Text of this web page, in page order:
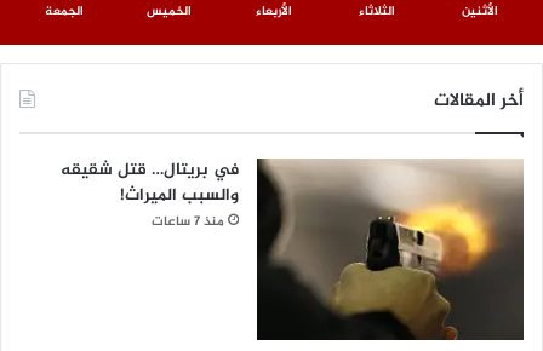
الأثنين الثلاثاء الأربعاء الخميس الجمعة
أخر المقالات
في بريتال… قتل شقيقه
والسبب الميراث!
منذ 7 ساعات